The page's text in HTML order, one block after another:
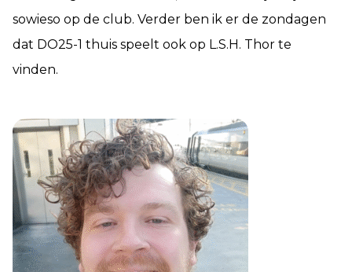
sowieso op de club. Verder ben ik er de zondagen
dat DO25-1 thuis speelt ook op L.S.H. Thor te
vinden.